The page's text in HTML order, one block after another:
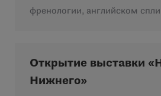
френологии, английском
Открытие выставки
Нижнего»